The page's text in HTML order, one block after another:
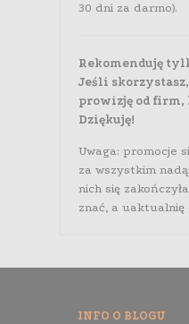
30 dni za darmo).
Rekomenduję
Jeśli
prowizję od firm,
Dziękuję!
Uwaga: promocje
za wszystkim
nich się
znać, a uaktualnię
INFO O BLOGU